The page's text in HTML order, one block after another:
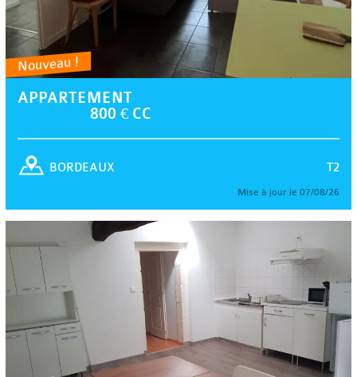
Nouveau !
APPARTEMENT
800 € CC
T2
BORDEAUX
Mise à jour le 07/08/26